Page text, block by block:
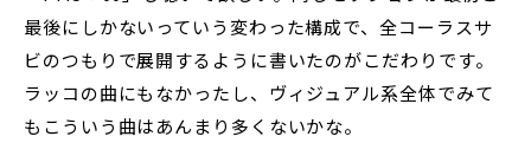
最後にしかないっていう変わった構成で、全コーラスサ
ビのつもりで展開するように書いたのがこだわりです。
ラッコの曲にもなかったし、ヴィジュアル系全体でみて
もこういう曲はあんまり多くないかな。